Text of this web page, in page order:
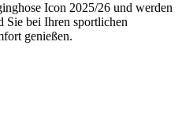
Icon 2025/26 und werden
Sie bei Ihren sportlichen
genießen.